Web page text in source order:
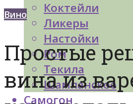
Коктейли
Ликеры
Настойки
Ром
Текила
Шампанское
Самогон
Вино
Простые
вина из